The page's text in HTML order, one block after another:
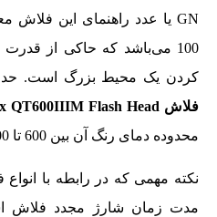
100 می‌باشد که حاکی از
کردن یک محیط بزرگ است.
فلاش Godox QT600IIIM Flash Head
محدوده دمای رنگ آن بین 600 تا 5600 کلوین می‌باشد.
نکته مهمی که در رابطه با